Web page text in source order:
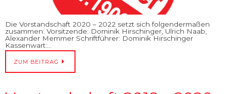
Die Vorstandschaft 2020 – 2022 setzt sich folgendermaßen
zusammen: Vorsitzende: Dominik Hirschinger, Ulrich Naab,
Alexander Memmer Schriftführer: Dominik Hirschinger
Kassenwart:…
ZUM BEITRAG